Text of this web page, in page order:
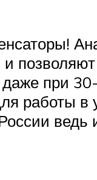
даже при
работы в